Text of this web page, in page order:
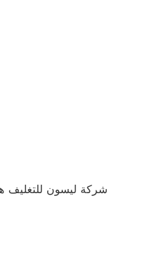
شركة ليسون للتغليف